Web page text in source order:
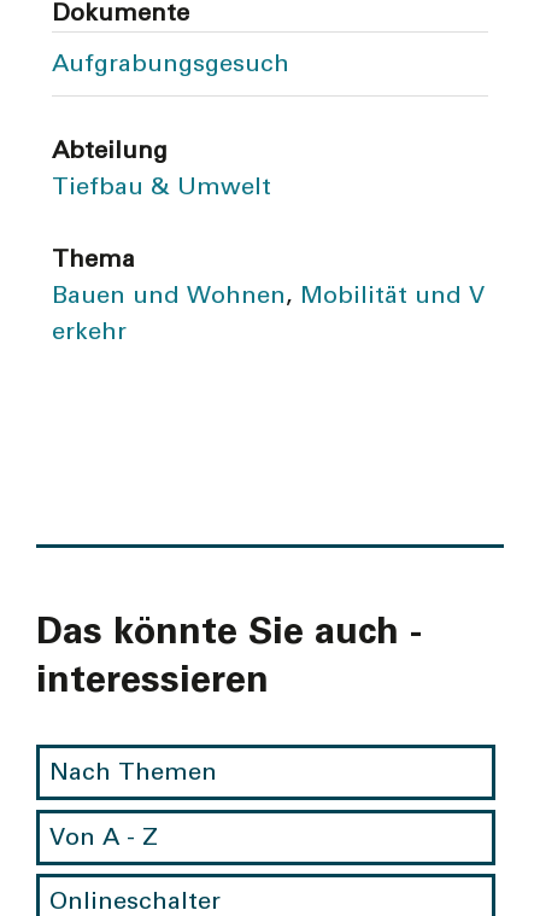
Dokumente
Aufgrabungsgesuch
Abteilung
Tiefbau & Umwelt
Thema
Bauen und Wohnen, Mobilität und V
erkehr
Das könnte Sie auch ­
interes­sieren
Nach Themen
Von A - Z
Onlineschalter